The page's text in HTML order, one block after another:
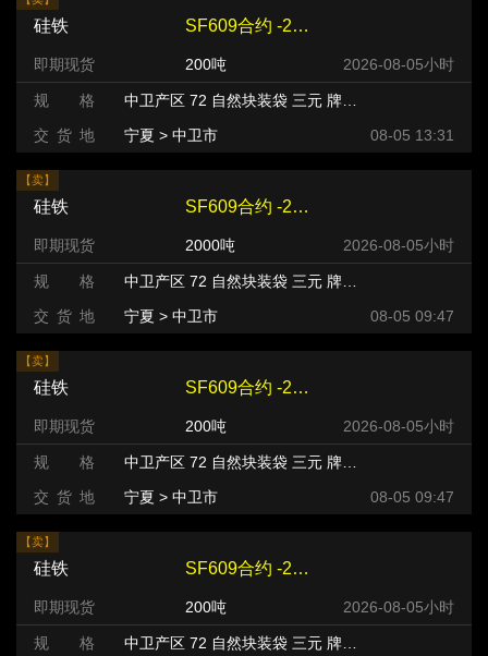
硅铁 SF609合约 -220 元/吨
即期现货 200吨 2026-08-05小时
规 格
中卫产区 72 自然块装袋 三元 牌号:FeSi75~B粒度等级/mm
交 货 地
宁夏 > 中卫市 08-05 13:31
【卖】
硅铁 SF609合约 -240 元/吨
即期现货 2000吨 2026-08-05小时
规 格
中卫产区 72 自然块装袋 三元 牌号:FeSi75~B粒度等级/mm
交 货 地
宁夏 > 中卫市 08-05 09:47
【卖】
硅铁 SF609合约 -220 元/吨
即期现货 200吨 2026-08-05小时
规 格
中卫产区 72 自然块装袋 三元 牌号:FeSi75~B粒度等级/mm
交 货 地
宁夏 > 中卫市 08-05 09:47
【卖】
硅铁 SF609合约 -220 元/吨
即期现货 200吨 2026-08-05小时
规 格 中卫产区 72 自然块装袋 三元 牌号:FeSi75~B粒度等级/mm